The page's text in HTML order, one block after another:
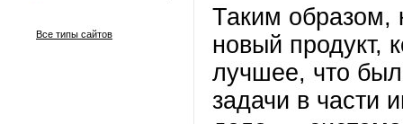
Все типы сайтов
Таким образом,
новый продукт,
лучшее, что
задачи в части